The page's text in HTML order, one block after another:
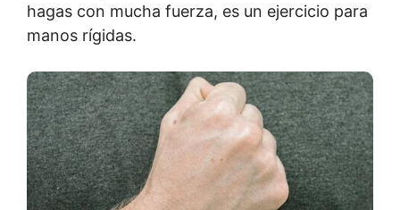
hagas con mucha fuerza, es un ejercicio para
manos rígidas.